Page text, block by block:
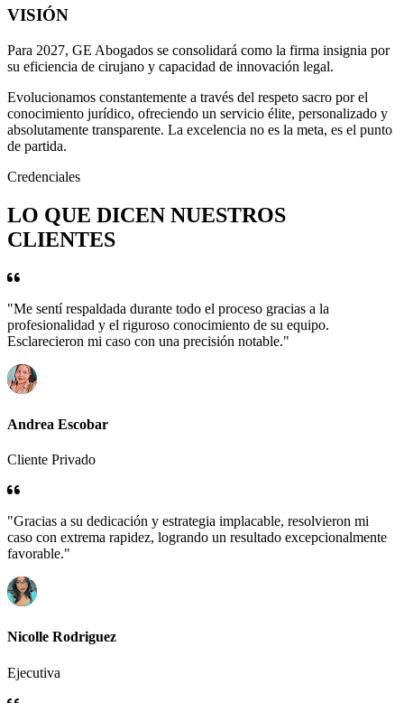
VISIÓN
Para 2027, GE Abogados se consolidará como la firma insignia por
su eficiencia de cirujano y capacidad de innovación legal.
Evolucionamos constantemente a través del respeto sacro por el
conocimiento jurídico, ofreciendo un servicio élite, personalizado y
absolutamente transparente. La excelencia no es la meta, es el punto
de partida.
Credenciales
LO QUE DICEN NUESTROS
CLIENTES
"Me sentí respaldada durante todo el proceso gracias a la
profesionalidad y el riguroso conocimiento de su equipo.
Esclarecieron mi caso con una precisión notable."
Andrea Escobar
Cliente Privado
"Gracias a su dedicación y estrategia implacable, resolvieron mi
caso con extrema rapidez, logrando un resultado excepcionalmente
favorable."
Nicolle Rodriguez
Ejecutiva